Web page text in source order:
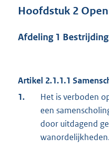
Hoofdstuk 2
Afdeling 1
Artikel 2.1.1.1
1.
Het is verboden
een
door uitdagend